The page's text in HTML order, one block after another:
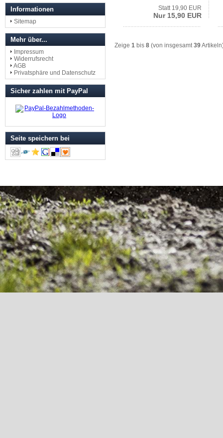
Statt 19,90 EUR
Nur 15,90 EUR
Zeige 1 bis 8 (von insgesamt 39
Informationen
Sitemap
Mehr über...
Impressum
Widerrufsrecht
AGB
Privatsphäre und Datenschutz
Sicher zahlen mit PayPal
Seite speichern bei